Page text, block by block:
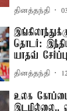
தினத்தந்தி
தொடர்:
யாதவ் சேர்ப்பு
தினத்தந்தி
உலக
இடமில்லை..